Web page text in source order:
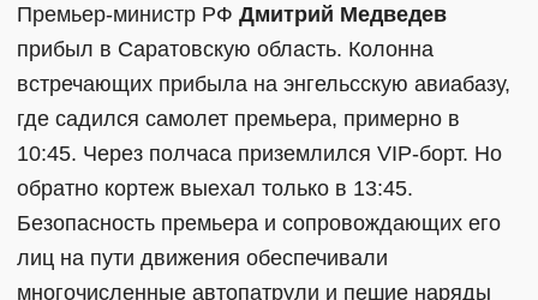
Премьер-министр РФ Дмитрий Медведев
прибыл в Саратовскую область. Колонна
встречающих прибыла на энгельсскую авиабазу,
где садился самолет премьера, примерно в
10:45. Через полчаса приземлился VIP-борт. Но
обратно кортеж выехал только в 13:45.
Безопасность премьера и сопровождающих его
лиц на пути движения обеспечивали
многочисленные автопатрули и пешие наряды